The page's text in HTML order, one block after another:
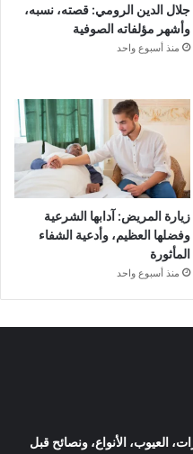
جلال الدين الرومي: قصته، نسبه،
وأشهر مؤلفاته الصوفية
منذ أسبوع واحد
زيارة المريض: آدابها الشرعية
وفضلها العظيم، وأدعية الشفاء
المأثورة
منذ أسبوع واحد
العيوب، الأنواع، ونصائح قبل